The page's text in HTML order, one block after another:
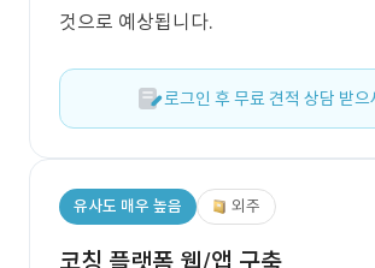
것으로 예상됩니다.
로그인 후 무료 견적 상담 받으
유사도 매우 높음 외주